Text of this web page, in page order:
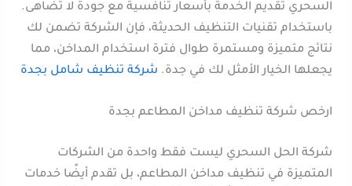
السحري تقديم الخدمة بأسعار تنافسية مع جودة لا تضاهى.
باستخدام تقنيات التنظيف الحديثة، فإن الشركة تضمن لك
نتائج متميزة ومستمرة طوال فترة استخدام المداخن، مما
يجعلها الخيار الأمثل لك في جدة. شركة تنظيف شامل بجدة
ارخص شركة تنظيف مداخن المطاعم بجدة
شركة الحل السحري ليست فقط واحدة من الشركات
المتميزة في تنظيف مداخن المطاعم، بل تقدم أيضًا خدمات